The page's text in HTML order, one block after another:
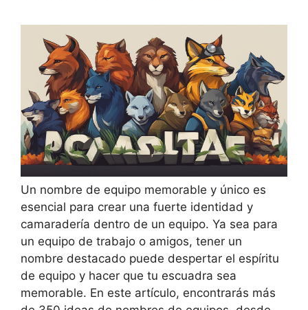
Un nombre de equipo memorable y único es
esencial para crear una fuerte identidad y
camaradería dentro de un equipo. Ya sea para
un equipo de trabajo o amigos, tener un
nombre destacado puede despertar el espíritu
de equipo y hacer que tu escuadra sea
memorable. En este artículo, encontrarás más